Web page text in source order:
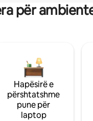
për
Hapësirë e
përshtatshme
pune për
laptop